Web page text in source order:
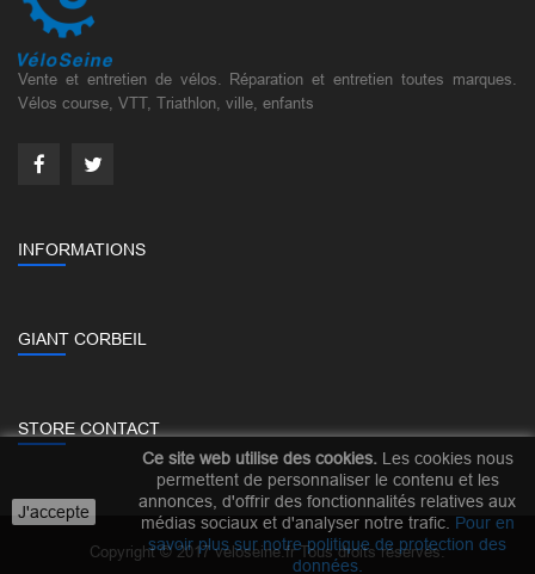
Vente et entretien de vélos. Réparation et entretien toutes marques.
Vélos course, VTT, Triathlon, ville, enfants
INFORMATIONS
GIANT CORBEIL
STORE CONTACT
Copyright © 2017 veloseine.fr Tous droits réservés.
J'accepte
Ce site web utilise des cookies. Les cookies nous
permettent de personnaliser le contenu et les
annonces, d'offrir des fonctionnalités relatives aux
médias sociaux et d'analyser notre trafic. Pour en
savoir plus sur notre politique de protection des
données.